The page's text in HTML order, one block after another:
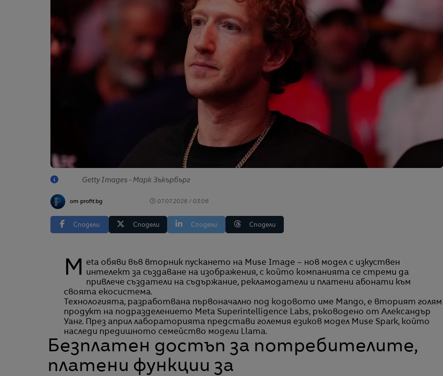
Getty Images - Марк Зъкърбърг
от profit.bg 07.07.2026 / 03:06
Сподели Сподели Сподели Сподели
Meta обяви във вторник пускането на Muse Image – нов модел с изкуствен
интелект за създаване на изображения, с който компанията се стреми да
привлече създатели на съдържание, рекламодатели и платени абонати към
своята екосистема.
Технологията, разработвана първоначално под кодовото име Mango, е вторият голям
продукт на подразделението Meta Superintelligence Labs, ръководено от Александър
Уанг. През април лабораторията представи големия езиков модел Muse Spark, който
наследи предишното семейство модели Llama.
Безплатен достъп за потребителите,
платени функции за